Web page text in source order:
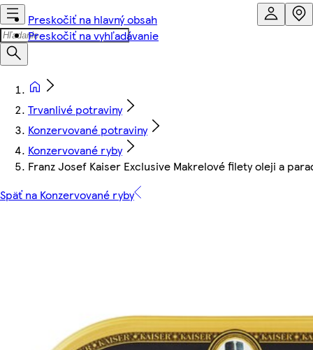
Preskočiť na hlavný obsah
Preskočiť na vyhľadávanie
Trvanlivé potraviny
Konzervované potraviny
Konzervované ryby
Franz Josef Kaiser Exclusive Makrelové filety oleji a
Späť na Konzervované ryby